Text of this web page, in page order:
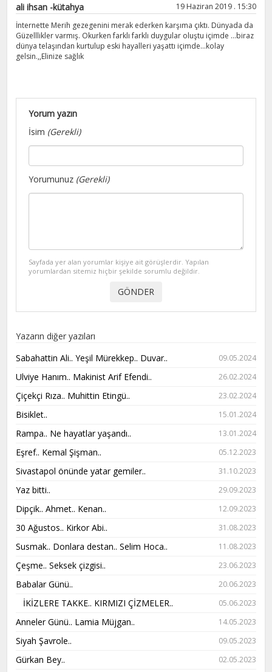
ali ihsan -kütahya
19 Haziran 2019 . 15:30
İnternette Merih gezegenini merak ederken karşıma çıktı. Dünyada da
Güzelllikler varmış. Okurken farklı farklı duygular oluştu içimde ...biraz
dünya telaşından kurtulup eski hayalleri yaşattı içimde...kolay
gelsin.,,Elinize sağlık
Yorum yazın
İsim (Gerekli)
Yorumunuz (Gerekli)
Sayfada yer alan yorumlar kişiye ait görüşlerdir. Yapılan
yorumlardan sitemiz hiçbir şekilde sorumlu değildir.
Yazarın diğer yazıları
Sabahattin Ali.. Yeşil Mürekkep.. Duvar..
09.05.2024
Ulviye Hanım.. Makinist Arif Efendi.. 26.02.2024
Çiçekçi Rıza.. Muhittin Etingü..​​​​​​​ 23.02.2024
Bisiklet.. 15.01.2024
Rampa.. Ne hayatlar yaşandı..​​​​​​​ 13.01.2024
Eşref.. Kemal Şişman..​​​​​​​ 05.12.2023
Sivastapol önünde yatar gemiler.. 31.10.2023
Yaz bitti.. 29.09.2023
Dipçik.. Ahmet.. Kenan.. 12.09.2023
30 Ağustos.. Kirkor Abi.. 31.08.2023
Susmak.. Donlara destan.. Selim Hoca.. 11.08.2023
Çeşme.. Seksek çizgisi.. 23.06.2023
Babalar Günü.. 20.06.2023
İKİZLERE TAKKE.. KIRMIZI ÇİZMELER.. 05.06.2023
Anneler Günü.. Lamia Müjgan.. 14.05.2023
Siyah Şavrole.. 09.05.2023
Gürkan Bey..​​​​​​​ 02.05.2023